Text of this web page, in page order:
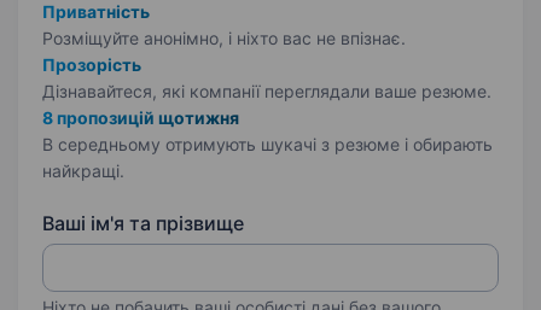
Приватність
Розміщуйте анонімно, і ніхто вас не впізнає.
Прозорість
Дізнавайтеся, які компанії переглядали ваше резюме.
8 пропозицій щотижня
В середньому отримують шукачі з резюме і обирають
найкращі.
Ваші ім'я та прізвище